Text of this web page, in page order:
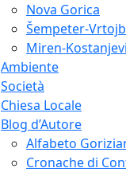
Nova Gorica
Šempeter-
Miren-
Ambiente
Società
Chiesa Locale
Blog d’Autore
Alfabeto
Cronache di